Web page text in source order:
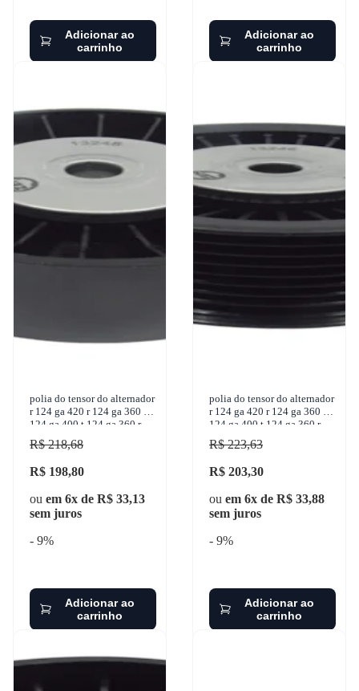
Adicionar ao
carrinho
Adicionar ao
carrinho
polia do tensor do alternador
r 124 ga 420 r 124 ga 360 r
124 ga 400 t 124 ga 360 r
114 ga 380 1995-2009 zen -
13
R$ 218,68
R$ 198,80
ou em 6x de R$ 33,13
sem juros
- 9%
Adicionar ao
carrinho
polia do tensor do alternador
r 124 ga 420 r 124 ga 360 r
124 ga 400 t 124 ga 360 r
114 ga 380 1995-2009 zen -
13
R$ 223,63
R$ 203,30
ou em 6x de R$ 33,88
sem juros
- 9%
Adicionar ao
carrinho